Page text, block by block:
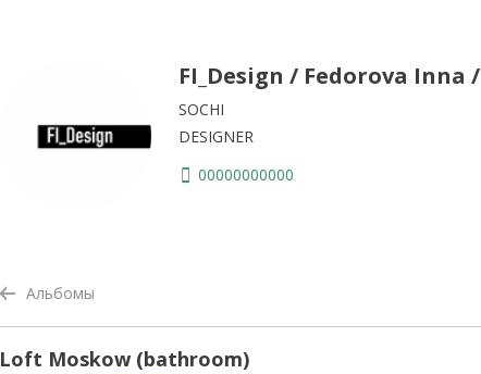
FI_Design / Fedorova Inna /
SOCHI
DESIGNER
00000000000
Альбомы
Loft Moskow (bathroom)